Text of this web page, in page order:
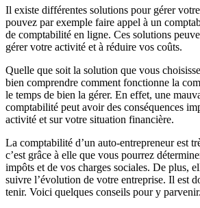
Il existe différentes solutions pour gérer
pouvez par exemple faire appel à un
de comptabilité en ligne. Ces solutions
gérer votre activité et à réduire vos coûts.
Quelle que soit la solution que vous
bien comprendre comment fonctionne la
le temps de bien la gérer. En effet, une
comptabilité peut avoir des conséquences
activité et sur votre situation financière.
La comptabilité d’un auto-entrepreneur est
c’est grâce à elle que vous pourrez
impôts et de vos charges sociales. De plus,
suivre l’évolution de votre entreprise. Il est
tenir. Voici quelques conseils pour y parvenir.